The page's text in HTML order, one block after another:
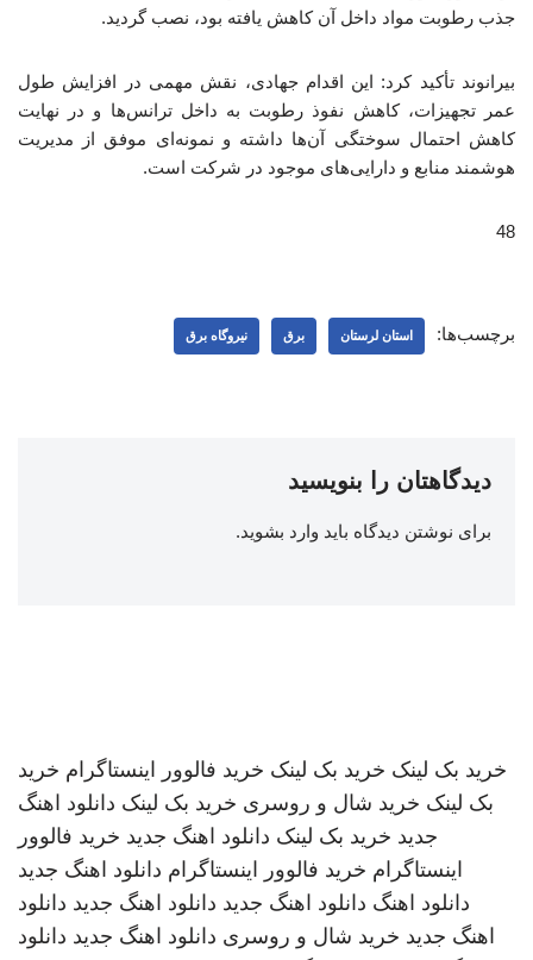
جذب رطوبت مواد داخل آن کاهش یافته بود، نصب گردید.
بیرانوند تأکید کرد: این اقدام جهادی، نقش مهمی در افزایش طول
عمر تجهیزات، کاهش نفوذ رطوبت به داخل ترانس‌ها و در نهایت
کاهش احتمال سوختگی آن‌ها داشته و نمونه‌ای موفق از مدیریت
هوشمند منابع و دارایی‌های موجود در شرکت است.
48
برچسب‌ها: استان لرستان برق نیروگاه برق
دیدگاهتان را بنویسید
برای نوشتن دیدگاه باید وارد بشوید.
خرید بک لینک خرید بک لینک خرید فالوور اینستاگرام خرید
بک لینک خرید شال و روسری خرید بک لینک دانلود اهنگ
جدید خرید بک لینک دانلود اهنگ جدید خرید فالوور
اینستاگرام خرید فالوور اینستاگرام دانلود اهنگ جدید
دانلود اهنگ دانلود اهنگ جدید دانلود اهنگ جدید دانلود
اهنگ جدید خرید شال و روسری دانلود اهنگ جدید دانلود